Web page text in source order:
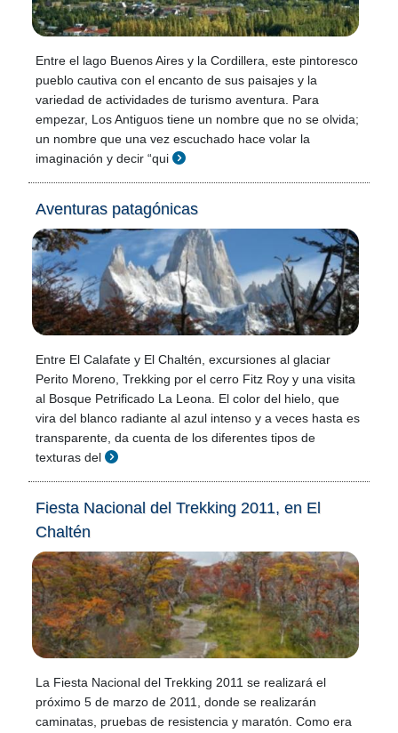
Entre el lago Buenos Aires y la Cordillera, este pintoresco
pueblo cautiva con el encanto de sus paisajes y la
variedad de actividades de turismo aventura. Para
empezar, Los Antiguos tiene un nombre que no se olvida;
un nombre que una vez escuchado hace volar la
imaginación y decir “qui
Aventuras patagónicas
Entre El Calafate y El Chaltén, excursiones al glaciar
Perito Moreno, Trekking por el cerro Fitz Roy y una visita
al Bosque Petrificado La Leona. El color del hielo, que
vira del blanco radiante al azul intenso y a veces hasta es
transparente, da cuenta de los diferentes tipos de
texturas del
Fiesta Nacional del Trekking 2011, en El
Chaltén
La Fiesta Nacional del Trekking 2011 se realizará el
próximo 5 de marzo de 2011, donde se realizarán
caminatas, pruebas de resistencia y maratón. Como era